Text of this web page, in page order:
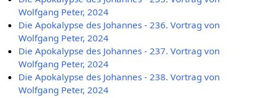
Wolfgang Peter, 2024
Die Apokalypse des Johannes - 236. Vortrag von
Wolfgang Peter, 2024
Die Apokalypse des Johannes - 237. Vortrag von
Wolfgang Peter, 2024
Die Apokalypse des Johannes - 238. Vortrag von
Wolfgang Peter, 2024